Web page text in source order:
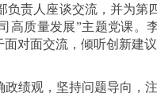
责人座谈交流，并为
高质量发展”主题党课
对面交流，倾听创新建
绩观，坚持问题导向，